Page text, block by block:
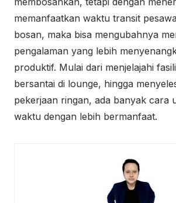
memanfaatkan waktu transit
bosan, maka bisa mengubahnya
pengalaman yang lebih
produktif. Mulai dari menjelajahi
bersantai di lounge, hingga
pekerjaan ringan, ada banyak cara
waktu dengan lebih bermanfaat.